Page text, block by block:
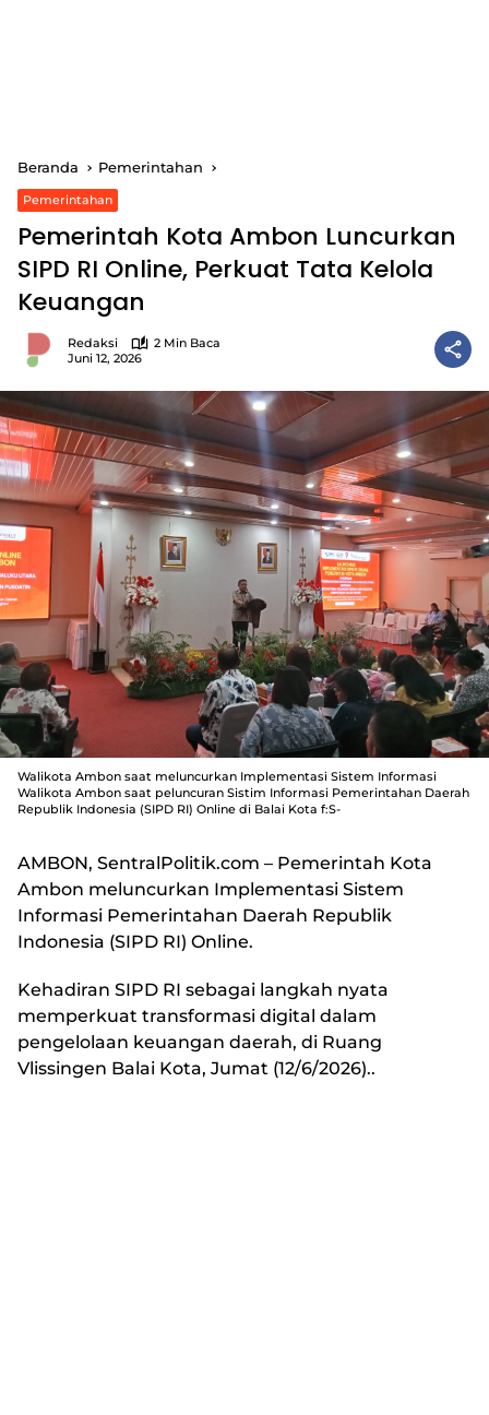
Beranda Pemerintahan
Pemerintahan
Pemerintah Kota Ambon Luncurkan
SIPD RI Online, Perkuat Tata Kelola
Keuangan
Redaksi
2 Min Baca
Juni 12, 2026
Walikota Ambon saat meluncurkan Implementasi Sistem Informasi
Walikota Ambon saat peluncuran Sistim Informasi Pemerintahan Daerah
Republik Indonesia (SIPD RI) Online di Balai Kota f:S-
AMBON, SentralPolitik.com – Pemerintah Kota
Ambon meluncurkan Implementasi Sistem
Informasi Pemerintahan Daerah Republik
Indonesia (SIPD RI) Online.
Kehadiran SIPD RI sebagai langkah nyata
memperkuat transformasi digital dalam
pengelolaan keuangan daerah, di Ruang
Vlissingen Balai Kota, Jumat (12/6/2026)..